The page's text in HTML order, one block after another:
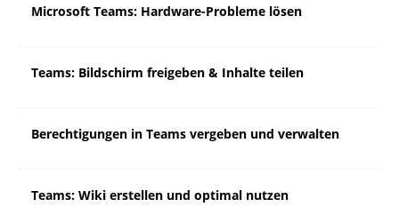
Microsoft Teams: Hardware-Probleme lösen
Teams: Bildschirm freigeben & Inhalte teilen
Berechtigungen in Teams vergeben und verwalten
Teams: Wiki erstellen und optimal nutzen